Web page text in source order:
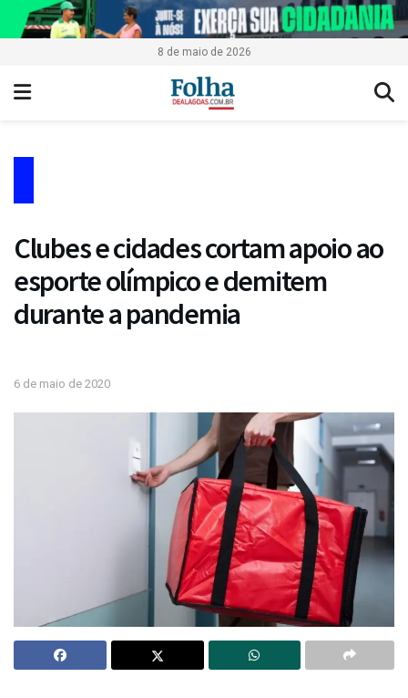
8 de maio de 2026
Clubes e cidades cortam apoio ao
esporte olímpico e demitem
durante a pandemia
6 de maio de 2020